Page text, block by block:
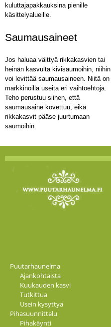
kuluttajapakkauksina pienille
käsittelyalueille.
Saumausaineet
Jos haluaa välttyä rikkakasvien tai
heinän kasvulta kivisaumoihin, niihin
voi levittää saumausaineen. Niitä on
markkinoilla useita eri vaihtoehtoja.
Teho perustuu siihen, että
saumausaine kovettuu, eikä
rikkakasvit pääse juurtumaan
saumoihin.
Puutarhaunelma
Ajankohtaista
Kuukauden kasvi
Tutkittua
Usein kysyttyä
Pihasuunnittelu
Pihakäynti